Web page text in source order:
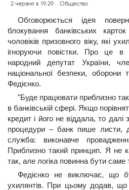
2 червня в 19:29 Общество
Обговорюється ідея
блокування банківських
чоловіків призовного віку, які
ігноруючи повістки. Про це в
народний депутат України,
національної безпеки, оборони
Федієнко.
"Буде працювати приблизно
в банківській сфері. Якщо
кредит і його не віддала, то далі
процедури – банк пише листи,
служба: виконавче
Приблизно такий принцип. Я
так, але логіка повинна бути саме
Федієнко не виключає, що
ухилянтів. При цьому додав,